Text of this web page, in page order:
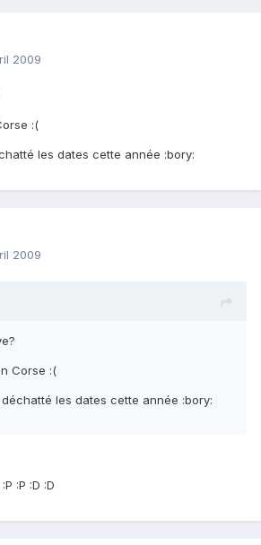
2009
:(
les dates cette année :bory:
2009
Corse :(
les dates cette année :bory:
:P :D :D